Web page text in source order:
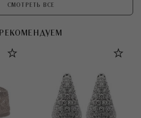
СМОТРЕТЬ ВСЕ
РЕКОМЕНДУЕМ